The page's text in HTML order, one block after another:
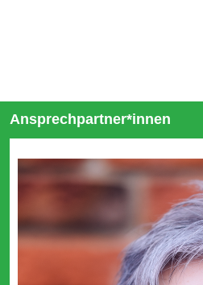
Ansprechpartner*innen